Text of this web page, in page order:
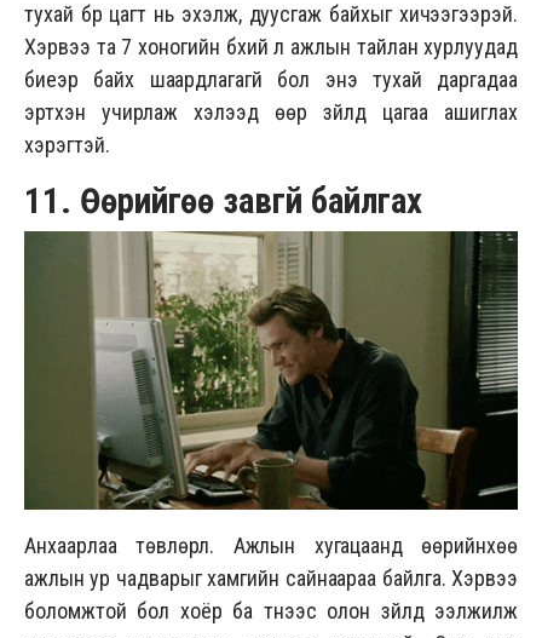
тухай бүр цагт нь эхэлж, дуусгаж байхыг хичээгээрэй.
Хэрвээ та 7 хоногийн бүхий л ажлын тайлан хурлуудад
биеэр байх шаардлагагүй бол энэ тухай даргадаа
эртхэн учирлаж хэлээд өөр зүйлд цагаа ашиглах
хэрэгтэй.
11. Өөрийгөө завгүй байлгах
Анхаарлаа төвлөрүүл. Ажлын хугацаанд өөрийнхөө
ажлын ур чадварыг хамгийн сайнаараа байлга. Хэрвээ
боломжтой бол хоёр ба түүнээс олон зүйлд ээлжилж